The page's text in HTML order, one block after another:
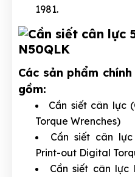
1981.
Các sản phẩm
gồm:
Cần siết cân lực
Torque Wrenches)
Cần siết cân
Print-out Digital
Cần siết cân lực